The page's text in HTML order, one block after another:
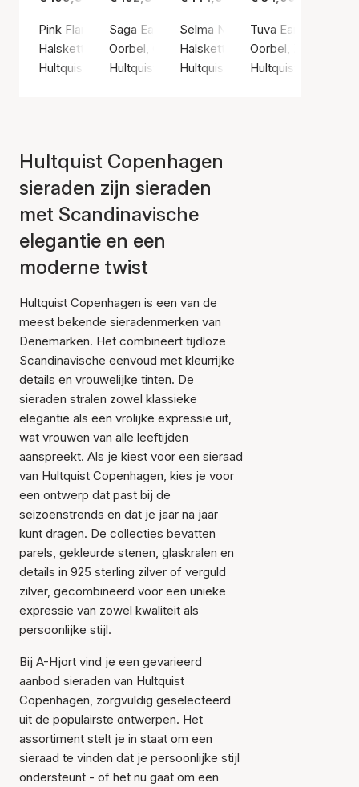
Pink Flamingo Necklace
Halsketting, Gouden kleur / Verguld sterlingzilver 925
Hultquist Copenhagen
Saga Earring
Oorbel, Gouden kleur / Verguld sterlingzilver
Hultquist Copenhagen
Selma Necklace
Halsketting, Gouden kleur /
Hultquist Copenhagen
Tuva Earrings
Oorbel, Zilvere
Hultquist
Hultquist Copenhagen
sieraden zijn sieraden
met Scandinavische
elegantie en een
moderne twist
Hultquist Copenhagen is een van de
meest bekende sieradenmerken van
Denemarken. Het combineert tijdloze
Scandinavische eenvoud met kleurrijke
details en vrouwelijke tinten. De
sieraden stralen zowel klassieke
elegantie als een vrolijke expressie uit,
wat vrouwen van alle leeftijden
aanspreekt. Als je kiest voor een sieraad
van Hultquist Copenhagen, kies je voor
een ontwerp dat past bij de
seizoenstrends en dat je jaar na jaar
kunt dragen. De collecties bevatten
parels, gekleurde stenen, glaskralen en
details in 925 sterling zilver of verguld
zilver, gecombineerd voor een unieke
expressie van zowel kwaliteit als
persoonlijke stijl.
Bij A-Hjort vind je een gevarieerd
aanbod sieraden van Hultquist
Copenhagen, zorgvuldig geselecteerd
uit de populairste ontwerpen. Het
assortiment stelt je in staat om een
sieraad te vinden dat je persoonlijke stijl
ondersteunt - of het nu gaat om een